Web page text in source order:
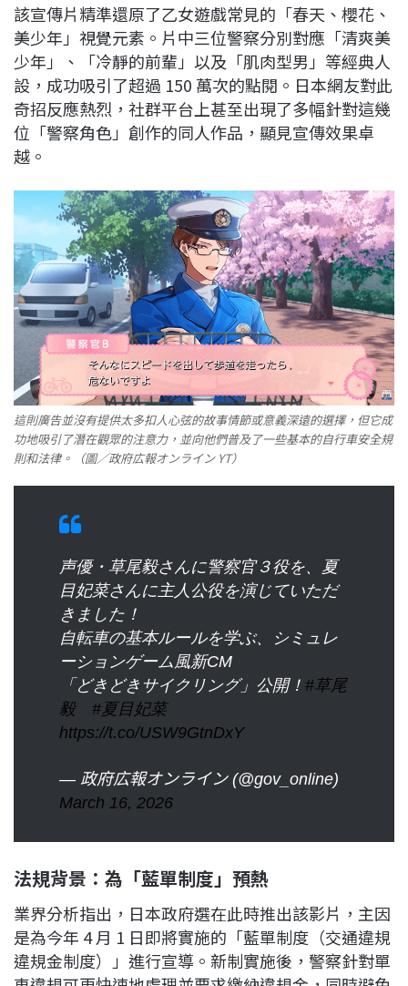
該宣傳片精準還原了乙女遊戲常見的「春天、櫻花、
美少年」視覺元素。片中三位警察分別對應「清爽美
少年」、「冷靜的前輩」以及「肌肉型男」等經典人
設，成功吸引了超過 150 萬次的點閱。日本網友對此
奇招反應熱烈，社群平台上甚至出現了多幅針對這幾
位「警察角色」創作的同人作品，顯見宣傳效果卓
越。
這則廣告並沒有提供太多扣人心弦的故事情節或意義深遠的選擇，但它成
功地吸引了潛在觀眾的注意力，並向他們普及了一些基本的自行車安全規
則和法律。（圖／政府広報オンライン YT）
声優・草尾毅さんに警察官３役を、夏
目妃菜さんに主人公役を演じていただ
きました！
自転車の基本ルールを学ぶ、シミュレ
ーションゲーム風新CM
「どきどきサイクリング」公開！ #草尾
毅
#夏目妃菜
https://t.co/USW9GtnDxY
— 政府広報オンライン (@gov_online)
March 16, 2026
法規背景：為「藍單制度」預熱
業界分析指出，日本政府選在此時推出該影片，主因
是為今年 4 月 1 日即將實施的「藍單制度（交通違規
違規金制度）」進行宣導。新制實施後，警察針對單